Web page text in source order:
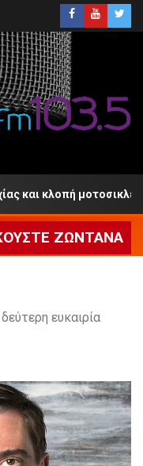
κλοπή μοτοσικλέτας
ΖΩΝΤΑΝΆ
ευκαιρία